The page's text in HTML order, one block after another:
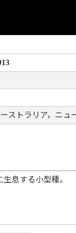
ストラリア，ニュ
息する小型種。